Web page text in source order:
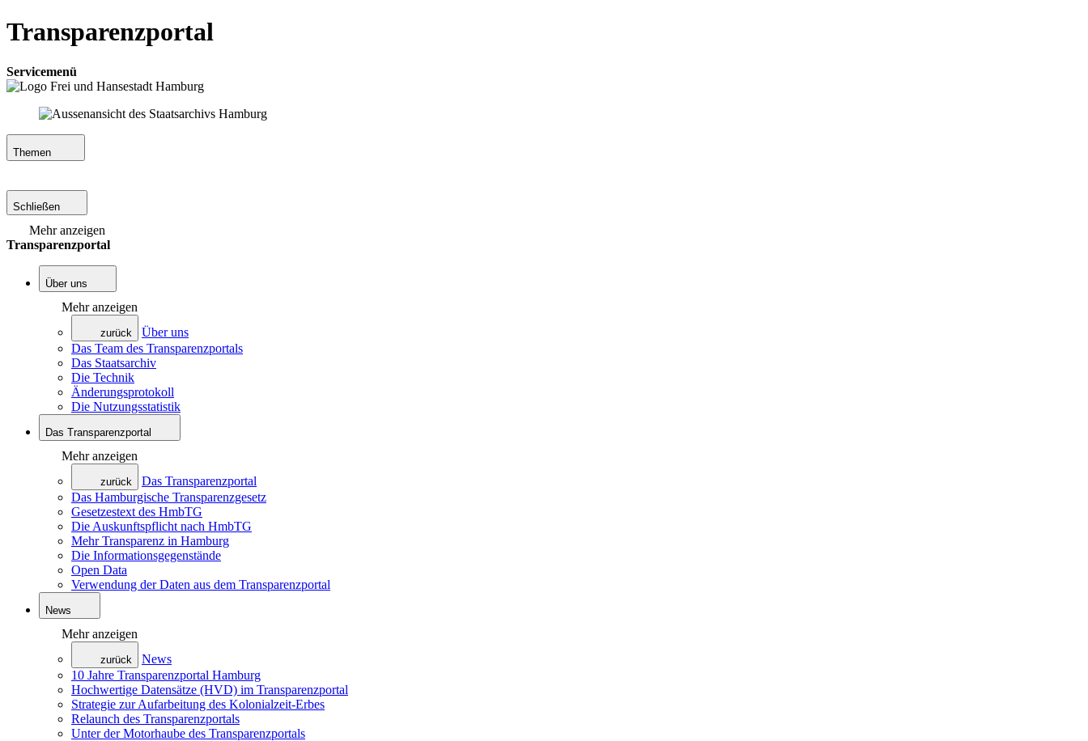
Transparenzportal
Servicemenü
Themen
Schließen
Mehr anzeigen
Transparenzportal
Über uns
Mehr anzeigen
zurück
Über uns
Das Team des Transparenzportals
Das Staatsarchiv
Die Technik
Änderungsprotokoll
Die Nutzungsstatistik
Das Transparenzportal
Mehr anzeigen
zurück
Das Transparenzportal
Das Hamburgische Transparenzgesetz
Gesetzestext des HmbTG
Die Auskunftspflicht nach HmbTG
Mehr Transparenz in Hamburg
Die Informationsgegenstände
Open Data
Verwendung der Daten aus dem Transparenzportal
News
Mehr anzeigen
zurück
News
10 Jahre Transparenzportal Hamburg
Hochwertige Datensätze (HVD) im Transparenzportal
Strategie zur Aufarbeitung des Kolonialzeit-Erbes
Relaunch des Transparenzportals
Unter der Motorhaube des Transparenzportals